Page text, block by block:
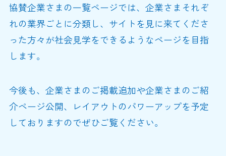
協賛企業さまの一覧ページでは、企業さまそれぞ
れの業界ごとに分類し、サイトを見に来てくださ
った方々が社会見学をできるようなページを目指
します。
今後も、企業さまのご掲載追加や企業さまのご紹
介ページ公開、レイアウトのパワーアップを予定
しておりますのでぜひご覧ください。